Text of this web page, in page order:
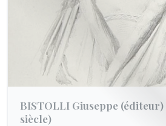
BISTOLLI Giuseppe (éditeur)
siècle)